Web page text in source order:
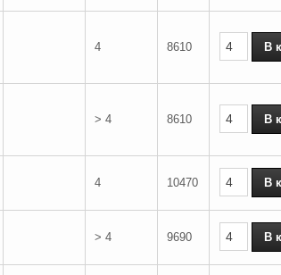
4 8610
> 4 8610
4 10470
> 4 9690